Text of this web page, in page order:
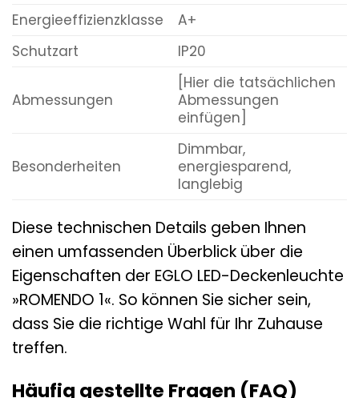
Energieeffizienzklasse
A+
Schutzart
IP20
Abmessungen
[Hier die tatsächlichen
Abmessungen
einfügen]
Besonderheiten
Dimmbar,
energiesparend,
langlebig
Diese technischen Details geben Ihnen
einen umfassenden Überblick über die
Eigenschaften der EGLO LED-Deckenleuchte
»ROMENDO 1«. So können Sie sicher sein,
dass Sie die richtige Wahl für Ihr Zuhause
treffen.
Häufig gestellte Fragen (FAQ)